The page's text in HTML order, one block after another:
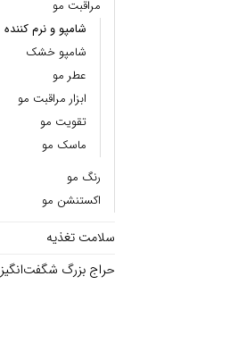
مراقبت مو
شامپو و نرم کننده
شامپو خشک
عطر مو
ابزار مراقبت مو
تقویت مو
ماسک مو
رنگ مو
اکستنشن مو
سلامت تغذیه
حراج بزرگ شگفت‌انگیز